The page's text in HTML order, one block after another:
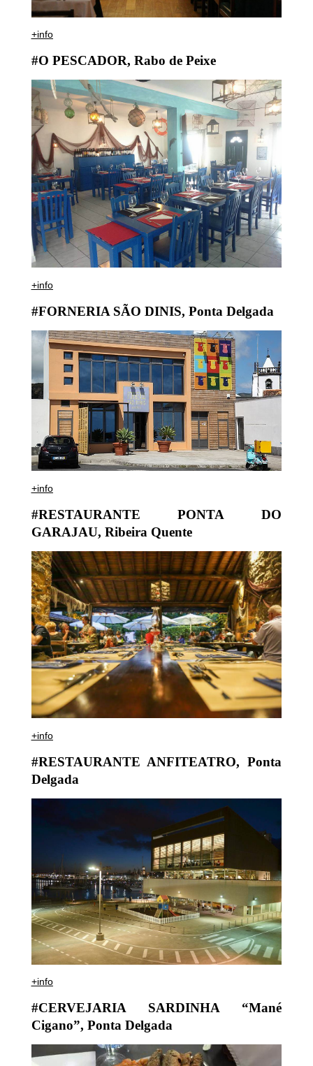
+info
#O PESCADOR, Rabo de Peixe
+info
#FORNERIA SÃO DINIS, Ponta Delgada
+info
#RESTAURANTE PONTA DO
GARAJAU, Ribeira Quente
+info
#RESTAURANTE ANFITEATRO, Ponta
Delgada
+info
#CERVEJARIA SARDINHA “Mané
Cigano”, Ponta Delgada